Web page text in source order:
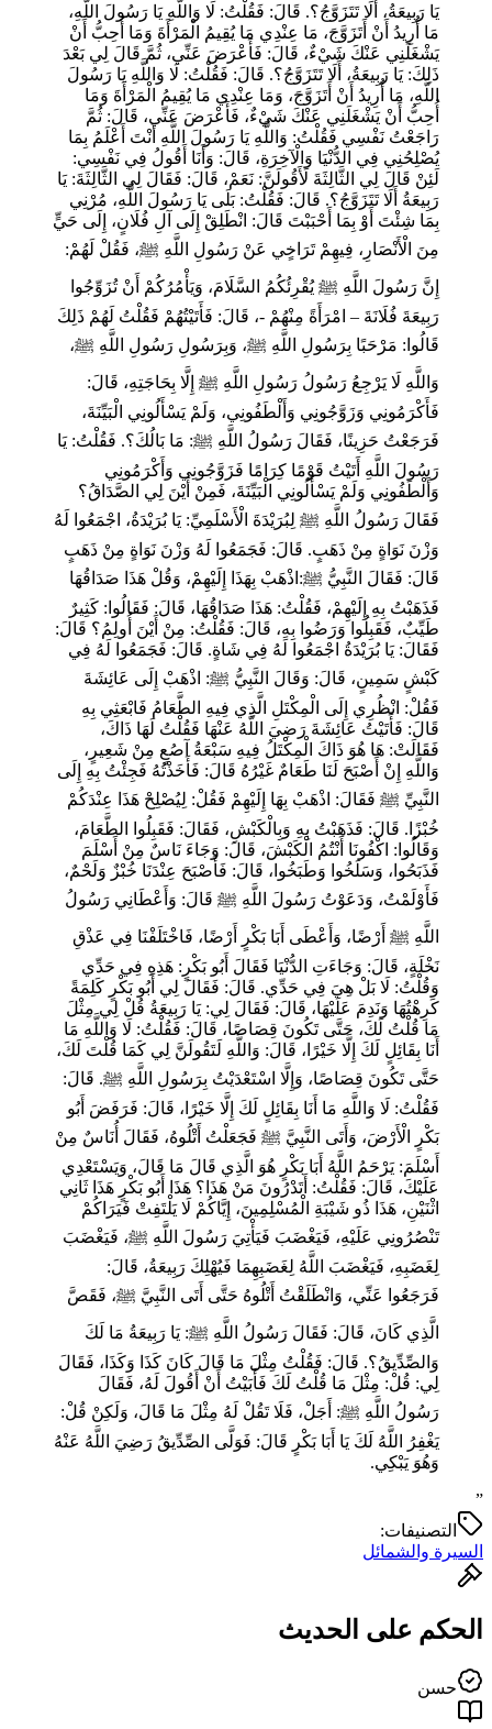
يَا رَبِيعَةُ، أَلَا تَتَزَوَّجُ؟. قَالَ: فَقُلْتُ: لَا وَاللَّهِ يَا رَسُولَ اللَّهِ،
مَا أُرِيدُ أَنْ أَتَزَوَّجَ، مَا عِنْدِي مَا يُقِيمُ الْمَرْأَةَ وَمَا أُحِبُّ أَنْ
يَشْغَلَنِي عَنْكَ شَيْءٌ، قَالَ: فَأَعْرَضَ عَنِّي، ثُمَّ قَالَ لِي بَعْدَ
ذَلِكَ: يَا رَبِيعَةُ، أَلَا تَتَزَوَّجُ؟. قَالَ: فَقُلْتُ: لَا وَاللَّهِ يَا رَسُولَ
اللَّهِ، مَا أُرِيدُ أَنْ أَتَزَوَّجَ، وَمَا عِنْدِي مَا يُقِيمُ الْمَرْأَةَ وَمَا
أُحِبُّ أَنْ يَشْغَلَنِي عَنْكَ شَيْءٌ، فَأَعْرَضَ عَنِّي، قَالَ: ثُمَّ
رَاجَعْتُ نَفْسِي فَقُلْتُ: وَاللَّهِ يَا رَسُولَ اللَّهِ أَنْتَ أَعْلَمُ بِمَا
يُصْلِحُنِي فِي الدُّنْيَا وَالْآخِرَةِ، قَالَ: وَأَنَا أَقُولُ فِي نَفْسِي:
لَئِنْ قَالَ لِي الثَّالِثَةَ لَأَقُولَنَّ: نَعَمْ، قَالَ: فَقَالَ لِي الثَّالِثَةَ: يَا
رَبِيعَةُ أَلَا تَتَزَوَّجُ؟. قَالَ: فَقُلْتُ: بَلَى يَا رَسُولَ اللَّهِ، مُرْنِي
بِمَا شِئْتَ أَوْ بِمَا أَحْبَبْتَ قَالَ: انْطَلِقْ إِلَى آلِ فُلَانٍ، إِلَى حَيٍّ
مِنَ الْأَنْصَارِ، فِيهِمْ تَرَاخٍي عَنْ رَسُولِ اللَّهِ ﷺ، فَقُلْ لَهُمْ:
إِنَّ رَسُولَ اللَّهِ ﷺ يُقْرِئُكُمُ السَّلَامَ، وَيَأْمُرُكُمْ أَنْ تُزَوِّجُوا
رَبِيعَةَ فُلَانَةَ – امْرَأَةً مِنْهُمْ -، قَالَ: فَأَتَيْتُهُمْ فَقُلْتُ لَهُمْ ذَلِكَ
قَالُوا: مَرْحَبًا بِرَسُولِ اللَّهِ ﷺ، وَبِرَسُولِ رَسُولِ اللَّهِ ﷺ،
وَاللَّهِ لَا يَرْجِعُ رَسُولُ رَسُولِ اللَّهِ ﷺ إِلَّا بِحَاجَتِهِ، قَالَ:
فَأَكْرَمُونِي وَزَوَّجُونِي وَأَلْطَفُونِي، وَلَمْ يَسْأَلُونِي الْبَيِّنَةَ،
فَرَجَعْتُ حَزِينًا، فَقَالَ رَسُولُ اللَّهِ ﷺ: مَا بَالُكَ؟. فَقُلْتُ: يَا
رَسُولَ اللَّهِ أَتَيْتُ قَوْمًا كِرَامًا فَزَوَّجُونِي وَأَكْرَمُونِي
وَأَلْطَفُونِي وَلَمْ يَسْأَلُونِي الْبَيِّنَةَ، فَمِنْ أَيْنَ لِي الصَّدَاقُ؟
فَقَالَ رَسُولُ اللَّهِ ﷺ لِبُرَيْدَةَ الْأَسْلَمِيِّ: يَا بُرَيْدَةُ، اجْمَعُوا لَهُ
وَزْنَ نَوَاةٍ مِنْ ذَهَبٍ. قَالَ: فَجَمَعُوا لَهُ وَزْنَ نَوَاةٍ مِنْ ذَهَبٍ
قَالَ: فَقَالَ النَّبِيُّ ﷺ:اذْهَبْ بِهَذَا إِلَيْهِمْ، وَقُلْ هَذَا صَدَاقُهَا
فَذَهَبْتُ بِهِ إِلَيْهِمْ، فَقُلْتُ: هَذَا صَدَاقُهَا، قَالَ: فَقَالُوا: كَثِيرٌ
طَيِّبٌ، فَقَبِلُوا وَرَضُوا بِهِ، قَالَ: فَقُلْتُ: مِنْ أَيْنَ أُولِمُ؟ قَالَ:
فَقَالَ: يَا بُرَيْدَةُ اجْمَعُوا لَهُ فِي شَاةٍ. قَالَ: فَجَمَعُوا لَهُ فِي
كَبْشٍ سَمِينٍ، قَالَ: وَقَالَ النَّبِيُّ ﷺ: اذْهَبْ إِلَى عَائِشَةَ
فَقُلْ: انْظُرِي إِلَى الْمِكْتَلِ الَّذِي فِيهِ الطَّعَامُ فَابْعَثِي بِهِ
قَالَ: فَأَتَيْتُ عَائِشَةَ رَضِيَ اللَّهُ عَنْهَا فَقُلْتُ لَهَا ذَاكَ،
فَقَالَتْ: هَا هُوَ ذَاكَ الْمِكْتَلُ فِيهِ سَبْعَةُ آصُعٍ مِنْ شَعِيرٍ،
وَاللَّهِ إِنْ أَصْبَحَ لَنَا طَعَامٌ غَيْرُهُ قَالَ: فَأَخَذْتُهُ فَجِئْتُ بِهِ إِلَى
النَّبِيِّ ﷺ فَقَالَ: اذْهَبْ بِهَا إِلَيْهِمْ فَقُلْ: لِيُصْلِحْ هَذَا عِنْدَكُمْ
خُبْزًا. قَالَ: فَذَهَبْتُ بِهِ وَبِالْكَبْشِ، فَقَالَ: فَقَبِلُوا الطَّعَامَ،
وَقَالُوا: اكْفُونَا أَنْتُمُ الْكَبْشَ، قَالَ: وَجَاءَ نَاسٌ مِنْ أَسْلَمَ
فَذَبَحُوا، وَسَلَخُوا وَطَبَخُوا، قَالَ: فَأَصْبَحَ عِنْدَنَا خُبْزٌ وَلَحْمٌ،
فَأَوْلَمْتُ، وَدَعَوْتُ رَسُولَ اللَّهِ ﷺ قَالَ: وَأَعْطَانِي رَسُولُ
اللَّهِ ﷺ أَرْضًا، وَأَعْطَى أَبَا بَكْرٍ أَرْضًا، فَاخْتَلَفْنَا فِي عَذْقِ
نَخْلَةٍ، قَالَ: وَجَاءَتِ الدُّنْيَا فَقَالَ أَبُو بَكْرٍ: هَذِهِ فِي حَدِّي
وَقُلْتُ: لَا بَلْ هِيَ فِي حَدِّي. قَالَ: فَقَالَ لِي أَبُو بَكْرٍ كَلِمَةً
كَرِهْتُهَا وَنَدِمَ عَلَيْهَا، قَالَ: فَقَالَ لِي: يَا رَبِيعَةُ قُلْ لِي مِثْلَ
مَا قُلْتُ لَكَ، حَتَّى تَكُونَ قِصَاصًا، قَالَ: فَقُلْتُ: لَا وَاللَّهِ مَا
أَنَا بِقَائِلٍ لَكَ إِلَّا خَيْرًا، قَالَ: وَاللَّهِ لَتَقُولَنَّ لِي كَمَا قُلْتَ لَكَ،
حَتَّى تَكُونَ قِصَاصًا، وَإِلَّا اسْتَعْدَيْتُ بِرَسُولِ اللَّهِ ﷺ. قَالَ:
فَقُلْتُ: لَا وَاللَّهِ مَا أَنَا بِقَائِلٍ لَكَ إِلَّا خَيْرًا، قَالَ: فَرَفَضَ أَبُو
بَكْرٍ الْأَرْضَ، وَأَتَى النَّبِيَّ ﷺ فَجَعَلْتُ أَتْلُوهُ، فَقَالَ أُنَاسٌ مِنْ
أَسْلَمَ: يَرْحَمُ اللَّهُ أَبَا بَكْرٍ هُوَ الَّذِي قَالَ مَا قَالَ، وَيَسْتَعْدِي
عَلَيْكَ، قَالَ: فَقُلْتُ: أَتَدْرُونَ مَنْ هَذَا؟ هَذَا أَبُو بَكْرٍ هَذَا ثَانِي
اثْنَيْنِ، هَذَا ذُو شَيْبَةِ الْمُسْلِمِينَ، إِيَّاكُمْ لَا يَلْتَفِتْ فَيَرَاكُمْ
تَنْصُرُونِي عَلَيْهِ، فَيَغْضَبَ فَيَأْتِيَ رَسُولَ اللَّهِ ﷺ، فَيَغْضَبَ
لِغَضَبِهِ، فَيَغْضَبَ اللَّهُ لِغَضَبِهِمَا فَيُهْلِكَ رَبِيعَةُ، قَالَ:
فَرَجَعُوا عَنِّي، وَانْطَلَقْتُ أَتْلُوهُ حَتَّى أَتَى النَّبِيَّ ﷺ، فَقَصَّ
الَّذِي كَانَ، قَالَ: فَقَالَ رَسُولُ اللَّهِ ﷺ: يَا رَبِيعَةُ مَا لَكَ
وَالصِّدِّيقُ؟. قَالَ: فَقُلْتُ مِثْلَ مَا قَالَ كَانَ كَذَا وَكَذَا، فَقَالَ
لِي: قُلْ: مِثْلَ مَا قُلْتُ لَكَ فَأَبَيْتُ أَنْ أَقُولَ لَهُ، فَقَالَ
رَسُولُ اللَّهِ ﷺ: أَجَلْ، فَلَا تَقُلْ لَهُ مِثْلَ مَا قَالَ، وَلَكِنْ قُلْ:
يَغْفِرُ اللَّهُ لَكَ يَا أَبَا بَكْرٍ قَالَ: فَوَلَّى الصِّدِّيقُ رَضِيَ اللَّهُ عَنْهُ
وَهُوَ يَبْكِي.
”
التصنيفات:
السيرة والشمائل
الحكم على الحديث
حسن